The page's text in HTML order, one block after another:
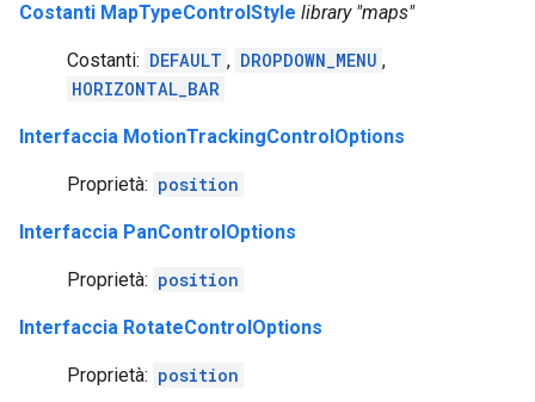
Costanti MapTypeControlStyle library "maps"
Costanti: DEFAULT , DROPDOWN_MENU ,
HORIZONTAL_BAR
Interfaccia MotionTrackingControlOptions
Proprietà: position
Interfaccia PanControlOptions
Proprietà: position
Interfaccia RotateControlOptions
Proprietà: position